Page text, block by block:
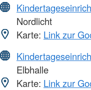
Nordlicht
Karte: Link zur
Elbhalle
Karte: Link zur